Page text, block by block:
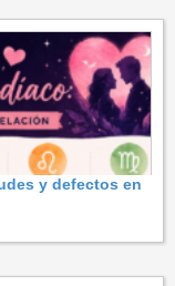
y defectos en